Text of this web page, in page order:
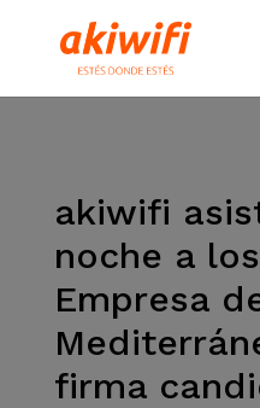
akiwifi
noche a
Empresa
firma